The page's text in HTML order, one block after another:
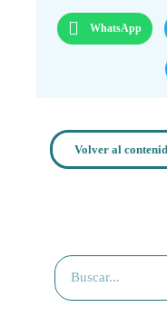
WhatsApp
Volver al